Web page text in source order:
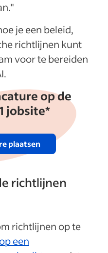
je een beleid,
richtlijnen kunt
voor te bereiden
op de
jobsite*
plaatsen
richtlijnen
richtlijnen op te
een